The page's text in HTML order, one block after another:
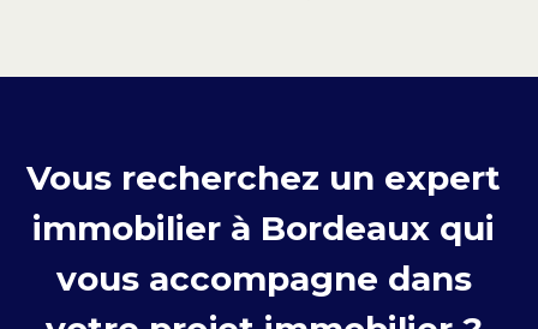
Vous recherchez un expert
immobilier à Bordeaux qui
vous accompagne dans